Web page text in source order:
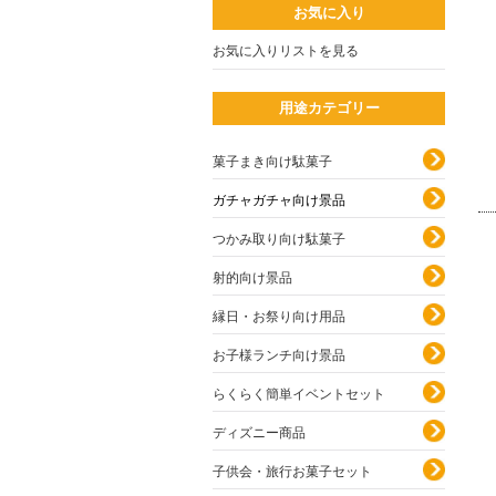
お気に入り
お気に入りリストを見る
用途カテゴリー
菓子まき向け駄菓子
ガチャガチャ向け景品
つかみ取り向け駄菓子
射的向け景品
縁日・お祭り向け用品
お子様ランチ向け景品
らくらく簡単イベントセット
ディズニー商品
子供会・旅行お菓子セット